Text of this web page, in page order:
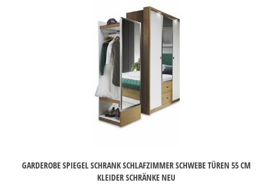
GARDEROBE SPIEGEL SCHRANK SCHLAFZIMMER SCHWEBE TÜREN 55 CM
KLEIDER SCHRÄNKE NEU